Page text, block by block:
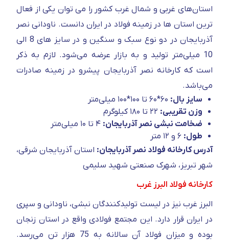
استان‌های غربی و شمال غرب کشور را می توان یکی از فعال
ترین استان ها در زمینه فولاد در ایران دانست. ناودانی نصر
آذربایجان در دو نوع سبک و سنگین و در سایز های 8 الی
10 میلی‌متر تولید و به بازار عرضه می‌شود. لازم به ذکر
است که کارخانه نصر آذربایجان پیشرو در زمینه صادرات
می‌باشد.
سایز بال:
وزن تقریبی:
ضخامت نبشی نصر آذربایجان:
طول:
آدرس کارخانه فولاد نصر آذربایجان: استان آذربایجان شرقی،
شهر تبریز، شهرک صنعتی شهید سلیمی
کارخانه فولاد البرز غرب
البرز غرب نیز در لیست تولیدکنندگان نبشی، ناودانی و سپری
در ایران قرار دارد. این مجتمع فولادی واقع در استان زنجان
بوده و میزان فولاد آن سالانه به 75 هزار تن می‌رسد.